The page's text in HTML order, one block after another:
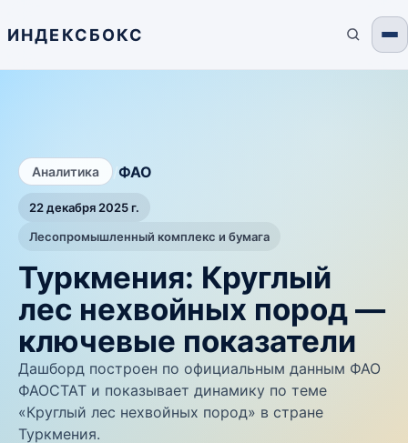
ИНДЕКСБОКС
Аналитика ФАО
22 декабря 2025 г.
Лесопромышленный комплекс и бумага
Туркмения: Круглый
лес нехвойных пород —
ключевые показатели
Дашборд построен по официальным данным ФАО
ФАОСТАТ и показывает динамику по теме
«Круглый лес нехвойных пород» в стране
Туркмения.